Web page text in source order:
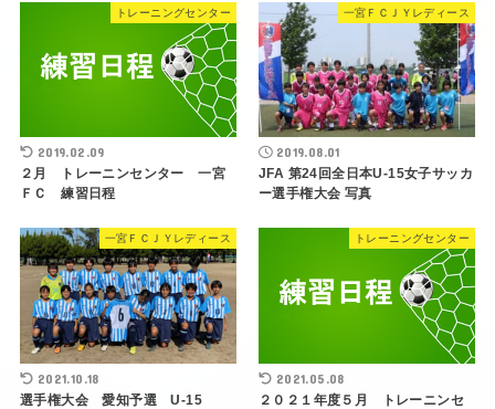
トレーニングセンター
2019.02.09
２月 トレーニンセンター 一宮
ＦＣ 練習日程
一宮ＦＣＪＹレディース
2019.08.01
JFA 第24回全日本U-15女子サッカ
ー選手権大会 写真
一宮ＦＣＪＹレディース
2021.10.18
選手権大会 愛知予選 U-15
トレーニングセンター
2021.05.08
２０２１年度５月 トレーニンセ